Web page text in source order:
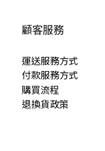
顧客服務
運送服務方式
付款服務方式
購買流程
退換貨政策